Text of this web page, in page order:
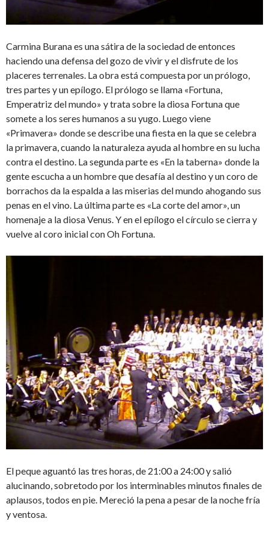
Carmina Burana es una sátira de la sociedad de entonces
haciendo una defensa del gozo de vivir y el disfrute de los
placeres terrenales. La obra está compuesta por un prólogo,
tres partes y un epílogo. El prólogo se llama «Fortuna,
Emperatriz del mundo» y trata sobre la diosa Fortuna que
somete a los seres humanos a su yugo. Luego viene
«Primavera» donde se describe una fiesta en la que se celebra
la primavera, cuando la naturaleza ayuda al hombre en su lucha
contra el destino. La segunda parte es «En la taberna» donde la
gente escucha a un hombre que desafía al destino y un coro de
borrachos da la espalda a las miserias del mundo ahogando sus
penas en el vino. La última parte es «La corte del amor», un
homenaje a la diosa Venus. Y en el epílogo el círculo se cierra y
vuelve al coro inicial con Oh Fortuna.
El peque aguantó las tres horas, de 21:00 a 24:00 y salió
alucinando, sobretodo por los interminables minutos finales de
aplausos, todos en pie. Mereció la pena a pesar de la noche fría
y ventosa.